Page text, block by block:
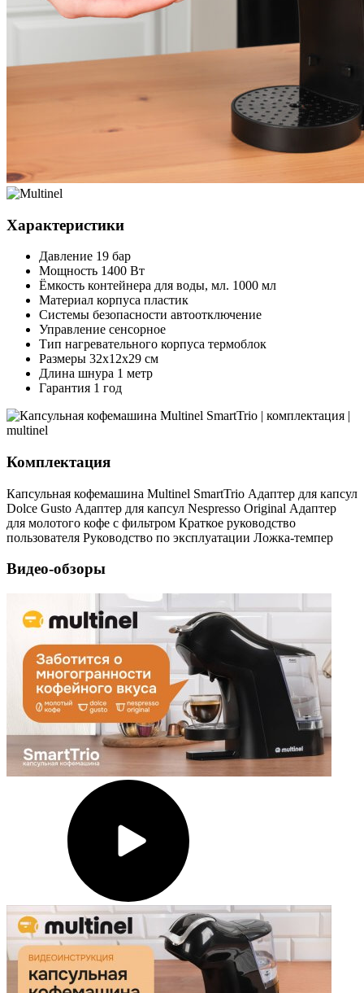
Характеристики
Давление 19 бар
Мощность 1400 Вт
Ёмкость контейнера для воды, мл. 1000 мл
Материал корпуса пластик
Системы безопасности автоотключение
Управление сенсорное
Тип нагревательного корпуса термоблок
Размеры 32х12х29 см
Длина шнура 1 метр
Гарантия 1 год
Комплектация
Капсульная кофемашина Multinel SmartTrio Адаптер для капсул
Dolce Gusto Адаптер для капсул Nespresso Original Адаптер
для молотого кофе с фильтром Краткое руководство
пользователя Руководство по эксплуатации Ложка-темпер
Видео-обзоры